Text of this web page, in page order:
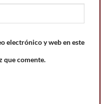
electrónico y web en este
que comente.